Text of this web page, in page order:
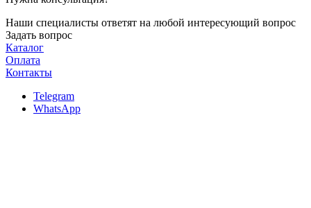
Наши специалисты ответят на любой интересующий вопрос
Задать вопрос
Каталог
Оплата
Контакты
Telegram
WhatsApp